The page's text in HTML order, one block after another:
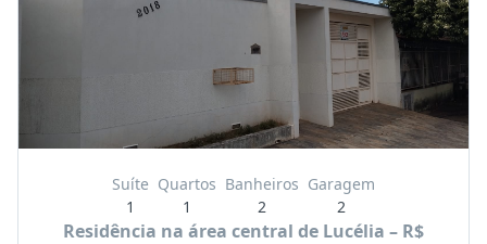
Suíte
1
Quartos
1
Banheiros
2
Garagem
2
Residência na área central de Lucélia – R$